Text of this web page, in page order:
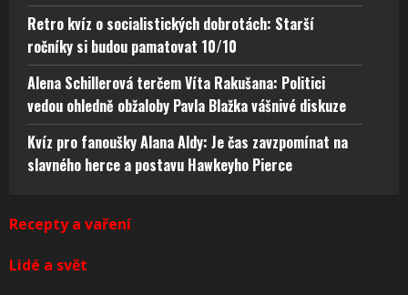
Retro kvíz o socialistických dobrotách: Starší
ročníky si budou pamatovat 10/10
Alena Schillerová terčem Víta Rakušana: Politici
vedou ohledně obžaloby Pavla Blažka vášnivé diskuze
Kvíz pro fanoušky Alana Aldy: Je čas zavzpomínat na
slavného herce a postavu Hawkeyho Pierce
Recepty a vaření
Lidé a svět